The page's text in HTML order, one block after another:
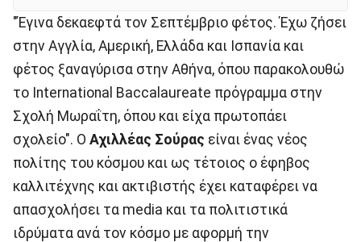
"Έγινα δεκαεφτά τον Σεπτέμβριο φέτος. Έχω ζήσει
στην Αγγλία, Αμερική, Ελλάδα και Ισπανία και
φέτος ξαναγύρισα στην Αθήνα, όπου παρακολουθώ
το International Baccalaureate πρόγραμμα στην
Σχολή Μωραΐτη, όπου και είχα πρωτοπάει
σχολείο". O Aχιλλέας Σούρας είναι ένας νέος
πολίτης του κόσμου και ως τέτοιος ο έφηβος
καλλιτέχνης και ακτιβιστής έχει καταφέρει να
απασχολήσει τα media και τα πολιτιστικά
ιδρύματα ανά τον κόσμο με αφορμή την